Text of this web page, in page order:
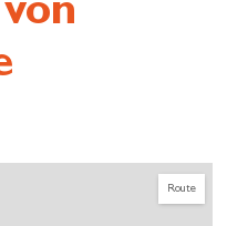
Route